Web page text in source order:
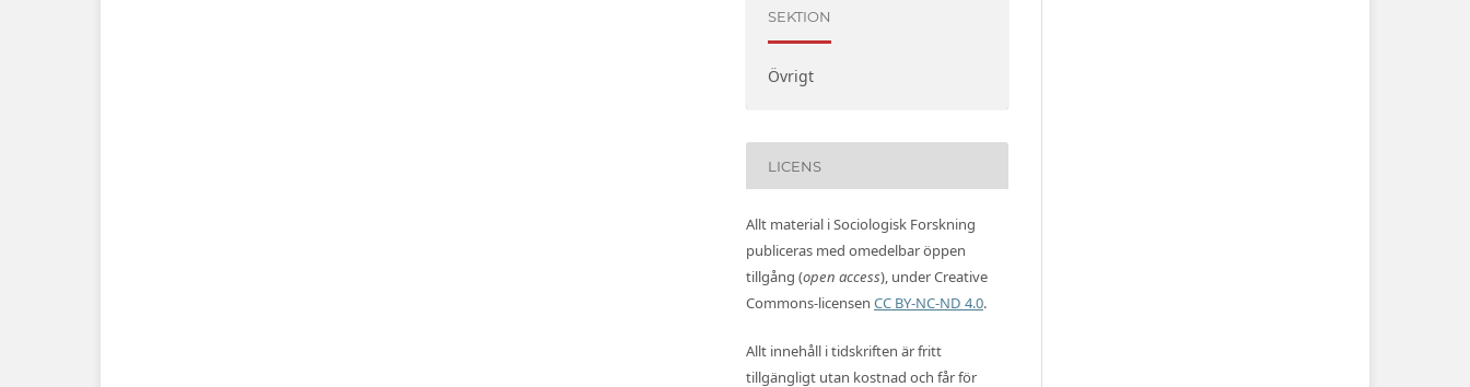
SEKTION
Övrigt
LICENS
Allt material i Sociologisk Forskning
publiceras med omedelbar öppen
tillgång (open access), under Creative
Commons-licensen CC BY-NC-ND 4.0.
Allt innehåll i tidskriften är fritt
tillgängligt utan kostnad och får för